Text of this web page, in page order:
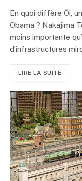
En quoi diffère Ôi,
Obama ? Nakajima
moins importante
d’infrastructures
LIRE LA SUITE